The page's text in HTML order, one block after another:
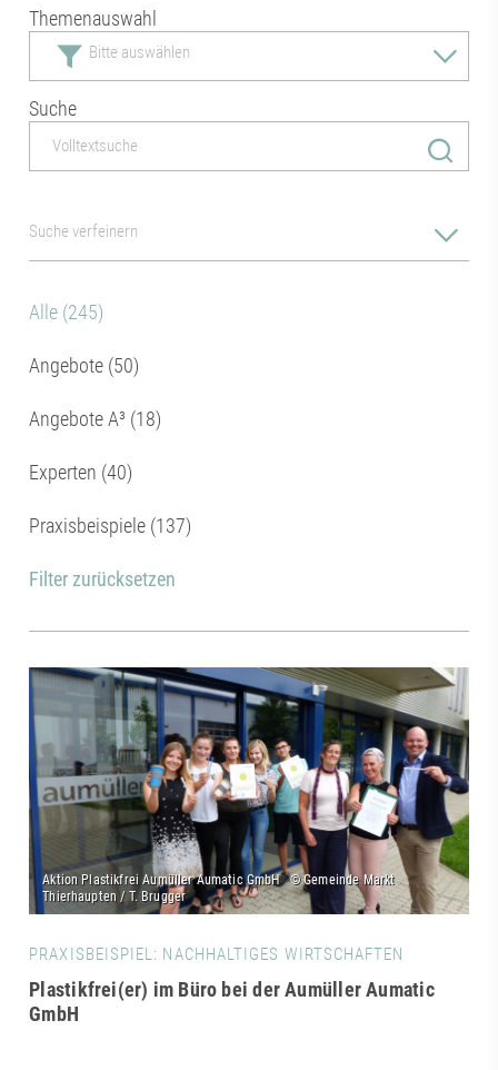
Themenauswahl
Suche
Alle (245)
Angebote (50)
Angebote A³ (18)
Experten (40)
Praxisbeispiele (137)
Filter zurücksetzen
PRAXISBEISPIEL: NACHHALTIGES WIRTSCHAFTEN
Plastikfrei(er) im Büro bei der Aumüller Aumatic
GmbH